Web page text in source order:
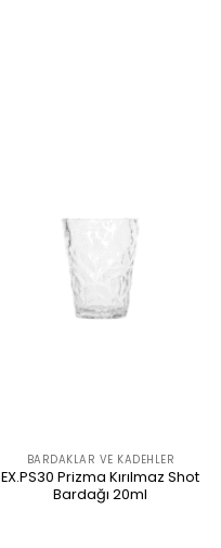
BARDAKLAR VE KADEHLER
EX.PS30 Prizma Kırılmaz Shot
Bardağı 20ml